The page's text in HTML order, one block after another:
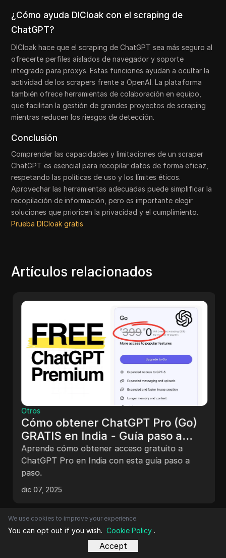
¿Cómo ayuda DICloak con el scraping de
ChatGPT?
DICloak hace que el scraping de ChatGPT sea más seguro al
ofrecerte perfiles aislados de navegador y soporte
integrado para proxys. Estas funciones ayudan a ocultar la
actividad de los scrapers frente a OpenAI. La plataforma
también ofrece herramientas de colaboración en equipo,
que facilitan la gestión de grandes proyectos de scraping
mientras reducen los riesgos de detección.
Conclusión
Comprender las capacidades y limitaciones de un scraper
ChatGPT es esencial para recopilar datos de forma eficaz,
respetando las políticas de uso y los límites éticos.
Aprovechar las herramientas adecuadas puede simplificar la
recopilación de información, pero es importante elegir
soluciones que prioricen la privacidad y el cumplimiento.
Prueba DICloak gratis
Artículos relacionados
Otros
Cómo obtener ChatGPT Pro (Go)
GRATIS en India - Guía paso a
paso
Aprende cómo obtener acceso gratuito a
ChatGPT Pro en India con esta guía paso a
paso.
dic 07, 2025
We use cookies to improve your experience.
You can opt out if you wish. Cookie Policy .
Accept